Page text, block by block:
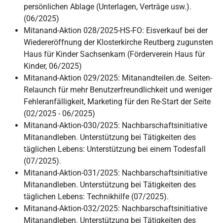
persönlichen Ablage (Unterlagen, Verträge usw.).
(06/2025)
Mitanand-Aktion 028/2025-HS-FO: Eisverkauf bei der
Wiedereröffnung der Klosterkirche Reutberg zugunsten
Haus für Kinder Sachsenkam (Förderverein Haus für
Kinder, 06/2025)
Mitanand-Aktion 029/2025: Mitanandteilen.de. Seiten-
Relaunch für mehr Benutzerfreundlichkeit und weniger
Fehleranfälligkeit, Marketing für den Re-Start der Seite
(02/2025 - 06/2025)
Mitanand-Aktion-030/2025: Nachbarschaftsinitiative
Mitanandleben. Unterstützung bei Tätigkeiten des
täglichen Lebens: Unterstützung bei einem Todesfall
(07/2025).
Mitanand-Aktion-031/2025: Nachbarschaftsinitiative
Mitanandleben. Unterstützung bei Tätigkeiten des
täglichen Lebens: Technikhilfe (07/2025).
Mitanand-Aktion-032/2025: Nachbarschaftsinitiative
Mitanandleben. Unterstützung bei Tätigkeiten des